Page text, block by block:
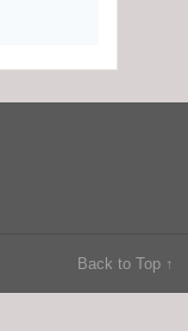
Back to Top ↑